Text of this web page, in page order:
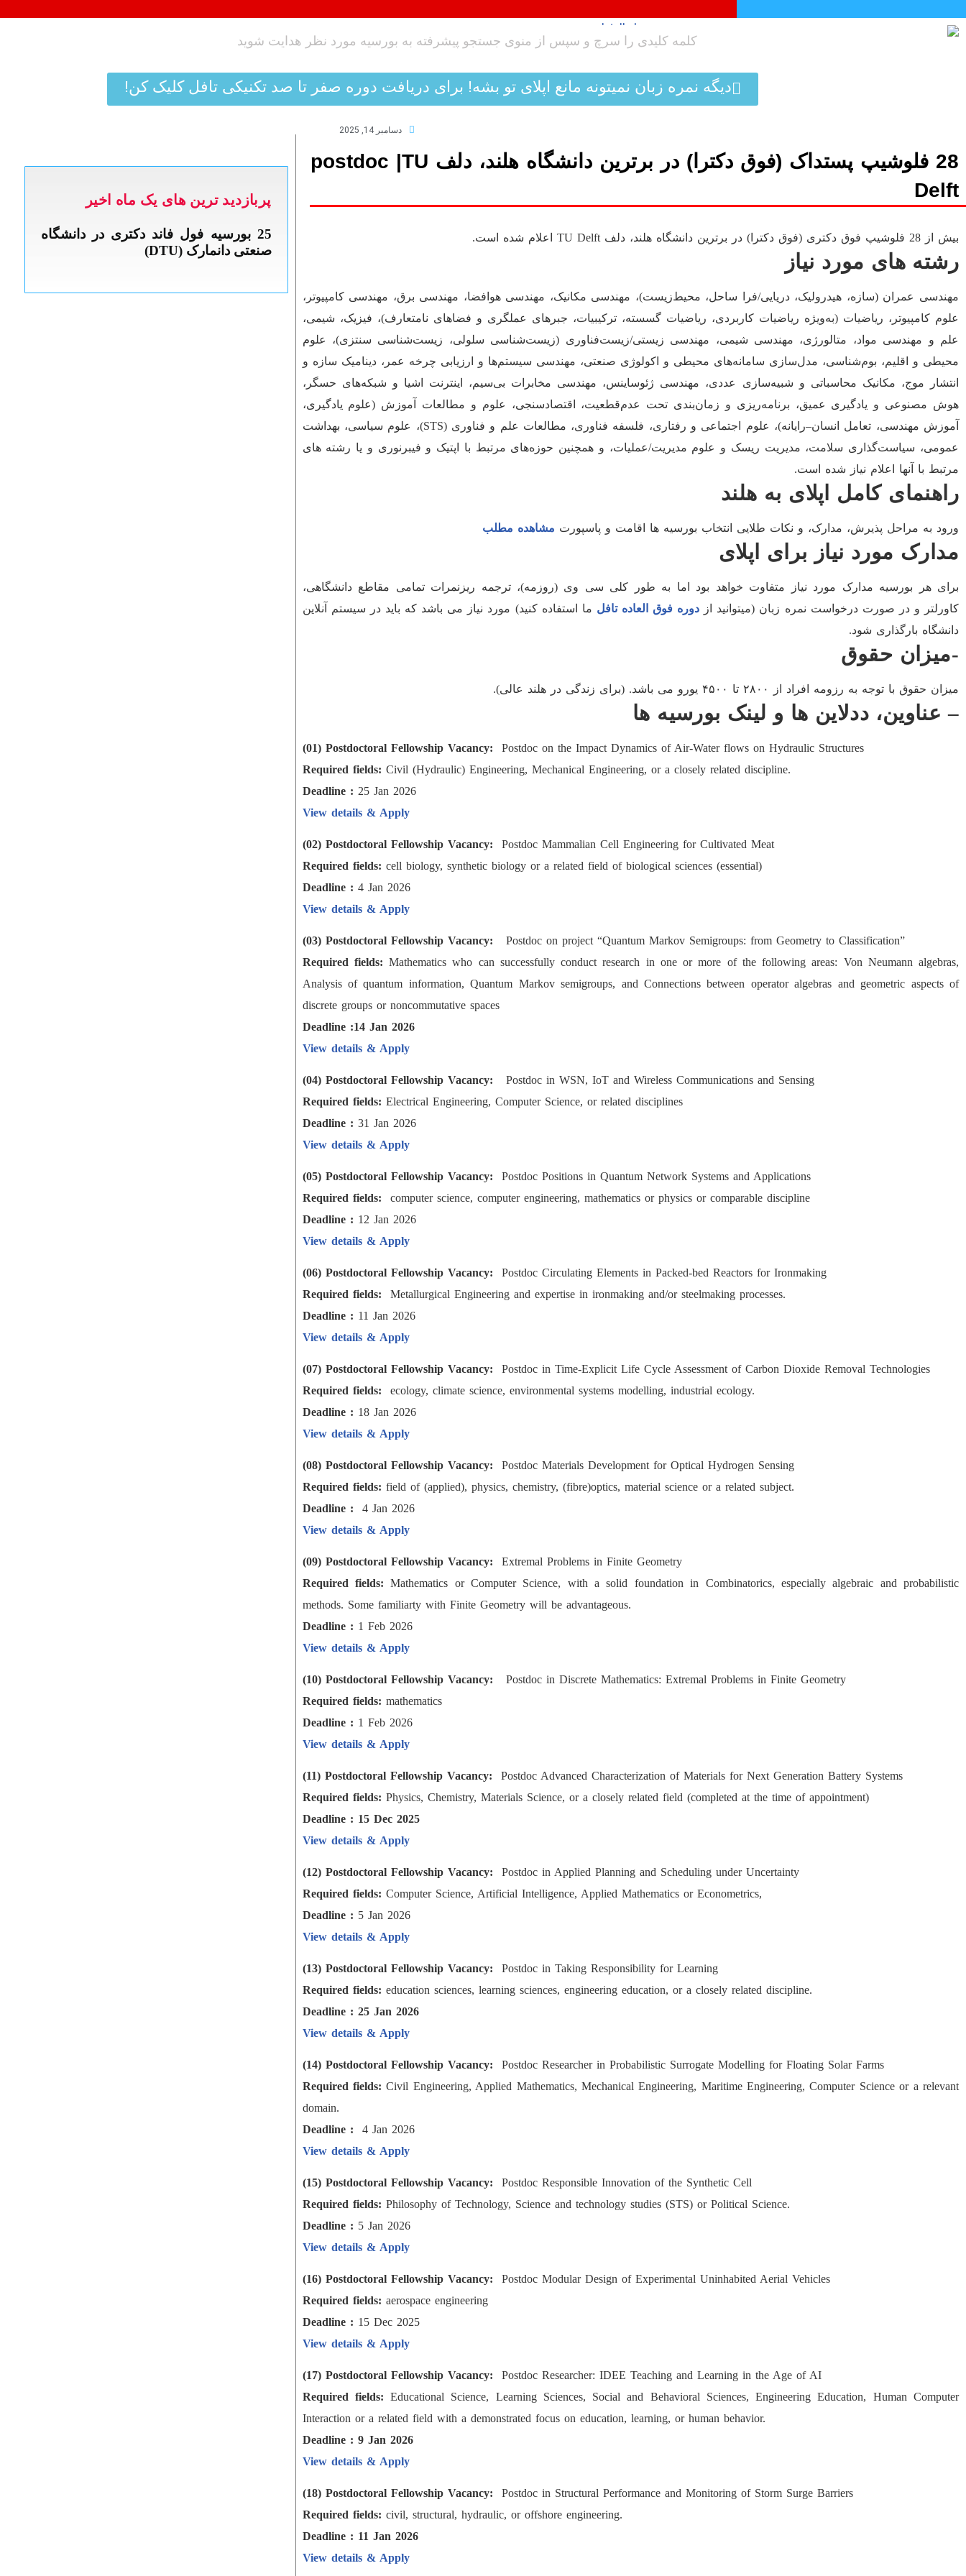
پرش
به
دیگه نمره زبان نمیتونه مانع اپلای تو بشه! برای دریافت دوره صفر تا صد تکنیکی تافل کلیک کن!
دسامبر 14, 2025
28 فلوشیپ پستداک (فوق دکترا) در برترین دانشگاه هلند، دلف postdoc |TU
Delft
بیش از 28 فلوشیپ فوق دکتری (فوق دکترا) در برترین دانشگاه هلند، دلف TU Delft اعلام شده است.
رشته های مورد نیاز
مهندسی عمران (سازه، هیدرولیک، دریایی/فرا ساحل، محیط‌زیست)، مهندسی مکانیک، مهندسی هوافضا، مهندسی برق، مهندسی کامپیوتر،
علوم کامپیوتر، ریاضیات (به‌ویژه ریاضیات کاربردی، ریاضیات گسسته، ترکیبیات، جبرهای عملگری و فضاهای نامتعارف)، فیزیک، شیمی،
علم و مهندسی مواد، متالورژی، مهندسی شیمی، مهندسی زیستی/زیست‌فناوری (زیست‌شناسی سلولی، زیست‌شناسی سنتزی)، علوم
محیطی و اقلیم، بوم‌شناسی، مدل‌سازی سامانه‌های محیطی و اکولوژی صنعتی، مهندسی سیستم‌ها و ارزیابی چرخه عمر، دینامیک سازه و
انتشار موج، مکانیک محاسباتی و شبیه‌سازی عددی، مهندسی ژئوساینس، مهندسی مخابرات بی‌سیم، اینترنت اشیا و شبکه‌های حسگر،
هوش مصنوعی و یادگیری عمیق، برنامه‌ریزی و زمان‌بندی تحت عدم‌قطعیت، اقتصادسنجی، علوم و مطالعات آموزش (علوم یادگیری،
آموزش مهندسی، تعامل انسان–رایانه)، علوم اجتماعی و رفتاری، فلسفه فناوری، مطالعات علم و فناوری (STS)، علوم سیاسی، بهداشت
عمومی، سیاست‌گذاری سلامت، مدیریت ریسک و علوم مدیریت/عملیات، و همچنین حوزه‌های مرتبط با اپتیک و فیبرنوری و یا رشته های
مرتبط با آنها اعلام نیاز شده است.
راهنمای کامل اپلای به هلند
ورود به مراحل پذیرش، مدارک، و نکات طلایی انتخاب بورسیه ها اقامت و پاسپورت مشاهده مطلب
مدارک مورد نیاز برای اپلای
برای هر بورسیه مدارک مورد نیاز متفاوت خواهد بود اما به طور کلی سی وی (روزمه)، ترجمه ریزنمرات تمامی مقاطع دانشگاهی،
کاورلتر و در صورت درخواست نمره زبان (میتوانید از
دوره فوق العاده تافل ما استفاده کنید) مورد نیاز می باشد که باید در سیستم آنلاین
دانشگاه بارگذاری شود.
-میزان حقوق
میزان حقوق با توجه به رزومه افراد از ۲۸۰۰ تا ۴۵۰۰ یورو می باشد. (برای زندگی در هلند عالی).
– عناوین، ددلاین ها و لینک بورسیه ها
(01) Postdoctoral Fellowship Vacancy: Postdoc on the Impact Dynamics of Air-Water flows on Hydraulic Structures
Required fields: Civil (Hydraulic) Engineering, Mechanical Engineering, or a closely related discipline.
Deadline : 25 Jan 2026
View details & Apply
(02) Postdoctoral Fellowship Vacancy: Postdoc Mammalian Cell Engineering for Cultivated Meat
Required fields: cell biology, synthetic biology or a related field of biological sciences (essential)
Deadline : 4 Jan 2026
View details & Apply
(03) Postdoctoral Fellowship Vacancy: Postdoc on project “Quantum Markov Semigroups: from Geometry to Classification”
Required fields:Mathematics who can successfully conduct research in one or more of the following areas: Von Neumann algebras,
Analysis of quantum information, Quantum Markov semigroups, and Connections between operator algebras and geometric aspects of
discrete groups or noncommutative spaces
Deadline :14 Jan 2026
View details & Apply
(04) Postdoctoral Fellowship Vacancy: Postdoc in WSN, IoT and Wireless Communications and Sensing
Required fields: Electrical Engineering, Computer Science, or related disciplines
Deadline : 31 Jan 2026
View details & Apply
(05) Postdoctoral Fellowship Vacancy: Postdoc Positions in Quantum Network Systems and Applications
Required fields:
computer science, computer engineering, mathematics or physics or comparable discipline
Deadline : 12 Jan 2026
View details & Apply
(06) Postdoctoral Fellowship Vacancy: Postdoc Circulating Elements in Packed-bed Reactors for Ironmaking
Required fields:
Metallurgical Engineering and expertise in ironmaking and/or steelmaking processes.
Deadline : 11 Jan 2026
View details & Apply
(07) Postdoctoral Fellowship Vacancy: Postdoc in Time-Explicit Life Cycle Assessment of Carbon Dioxide Removal Technologies
Required fields:
ecology, climate science, environmental systems modelling, industrial ecology.
Deadline : 18 Jan 2026
View details & Apply
(08) Postdoctoral Fellowship Vacancy: Postdoc Materials Development for Optical Hydrogen Sensing
Required fields: field of (applied), physics, chemistry, (fibre)optics, material science or a related subject.
Deadline :
4 Jan 2026
View details & Apply
(09) Postdoctoral Fellowship Vacancy: Extremal Problems in Finite Geometry
Required fields:Mathematics or Computer Science, with a solid foundation in Combinatorics, especially algebraic and probabilistic
methods. Some familiarty with Finite Geometry will be advantageous.
Deadline : 1 Feb 2026
View details & Apply
(10) Postdoctoral Fellowship Vacancy: Postdoc in Discrete Mathematics: Extremal Problems in Finite Geometry
Required fields: mathematics
Deadline : 1 Feb 2026
View details & Apply
(11) Postdoctoral Fellowship Vacancy: Postdoc Advanced Characterization of Materials for Next Generation Battery Systems
Required fields: Physics, Chemistry, Materials Science, or a closely related field (completed at the time of appointment)
Deadline : 15 Dec 2025
View details & Apply
(12) Postdoctoral Fellowship Vacancy: Postdoc in Applied Planning and Scheduling under Uncertainty
Required fields: Computer Science, Artificial Intelligence, Applied Mathematics or Econometrics,
Deadline : 5 Jan 2026
View details & Apply
(13) Postdoctoral Fellowship Vacancy: Postdoc in Taking Responsibility for Learning
Required fields: education sciences, learning sciences, engineering education, or a closely related discipline.
Deadline : 25 Jan 2026
View details & Apply
(14) Postdoctoral Fellowship Vacancy: Postdoc Researcher in Probabilistic Surrogate Modelling for Floating Solar Farms
Required fields:Civil Engineering, Applied Mathematics, Mechanical Engineering, Maritime Engineering, Computer Science or a relevant
domain.
Deadline :
4 Jan 2026
View details & Apply
(15) Postdoctoral Fellowship Vacancy: Postdoc Responsible Innovation of the Synthetic Cell
Required fields: Philosophy of Technology, Science and technology studies (STS) or Political Science.
Deadline : 5 Jan 2026
View details & Apply
(16) Postdoctoral Fellowship Vacancy: Postdoc Modular Design of Experimental Uninhabited Aerial Vehicles
Required fields: aerospace engineering
Deadline : 15 Dec 2025
View details & Apply
(17) Postdoctoral Fellowship Vacancy: Postdoc Researcher: IDEE Teaching and Learning in the Age of AI
Required fields:Educational Science, Learning Sciences, Social and Behavioral Sciences, Engineering Education, Human Computer
Interaction or a related field with a demonstrated focus on education, learning, or human behavior.
Deadline : 9 Jan 2026
View details & Apply
(18) Postdoctoral Fellowship Vacancy: Postdoc in Structural Performance and Monitoring of Storm Surge Barriers
Required fields: civil, structural, hydraulic, or offshore engineering.
Deadline : 11 Jan 2026
View details & Apply
پربازدید ترین های یک ماه اخیر